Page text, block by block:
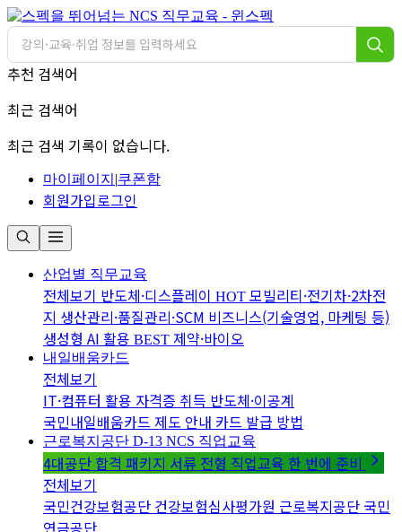
추천 검색어
최근 검색어
최근 검색 기록이 없습니다.
마이페이지 |쿠폰함
회원가입로그인
산업별 직무교육
전체보기 반도체·디스플레이 HOT 모빌리티·전기차·2차전
지 생산관리·품질관리·SCM 비즈니스(기술영업, 마케팅 등)
생성형 AI 활용 BEST 제약·바이오
내일배움카드
전체보기
IT·컴퓨터 활용 자격증 취득 반도체·이공계
국민내일배움카드 제도 안내 카드 발급 방법
근로복지공단 D-13 NCS 직업교육
4대공단 합격 패키지 서류 전형 직업교육 한 번에 준비
전체보기
국민건강보험공단 건강보험심사평가원 근로복지공단 국민
연금공단